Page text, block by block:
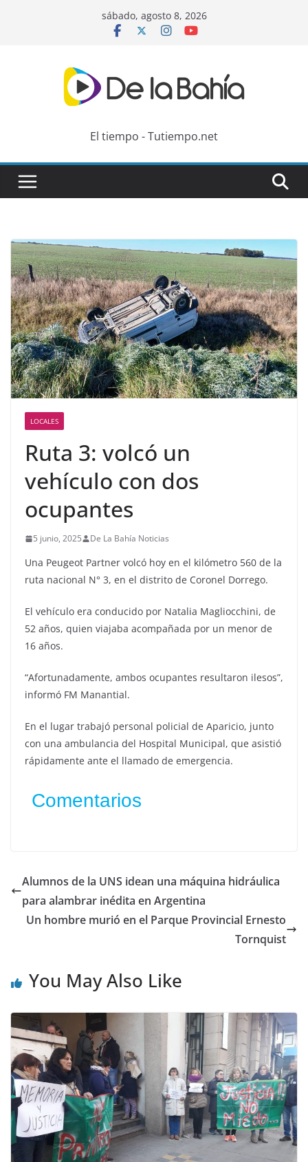
sábado, agosto 8, 2026
El tiempo - Tutiempo.net
LOCALES
Ruta 3: volcó un
vehículo con dos
ocupantes
5 junio, 2025 De La Bahía Noticias
Una Peugeot Partner volcó hoy en el kilómetro 560 de la
ruta nacional N° 3, en el distrito de Coronel Dorrego.
El vehículo era conducido por Natalia Magliocchini, de
52 años, quien viajaba acompañada por un menor de
16 años.
“Afortunadamente, ambos ocupantes resultaron ilesos”,
informó FM Manantial.
En el lugar trabajó personal policial de Aparicio, junto
con una ambulancia del Hospital Municipal, que asistió
rápidamente ante el llamado de emergencia.
Comentarios
Alumnos de la UNS idean una máquina hidráulica
para alambrar inédita en Argentina
Un hombre murió en el Parque Provincial Ernesto
Tornquist
You May Also Like